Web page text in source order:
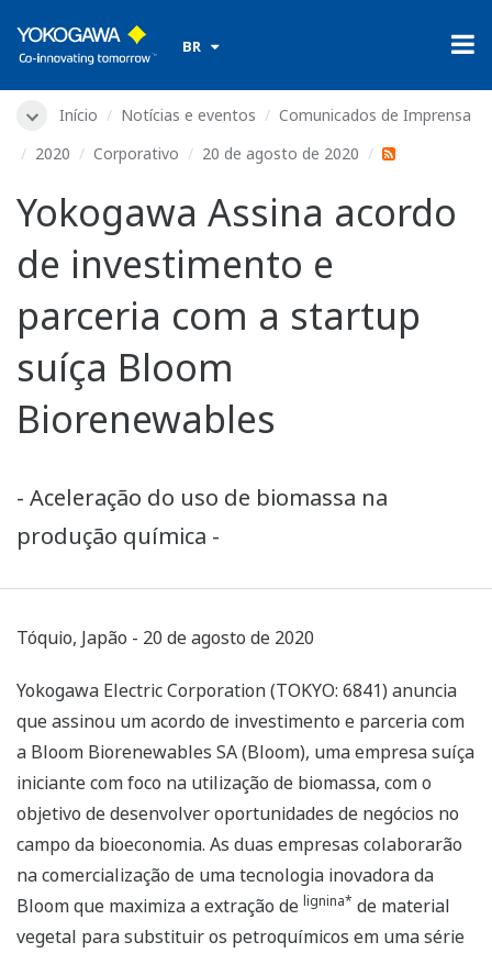
BR
Início Notícias e eventos
Comunicados de Imprensa
2020
Corporativo 20 de agosto de 2020
Yokogawa Assina acordo
de investimento e
parceria com a startup
suíça Bloom
Biorenewables
- Aceleração do uso de biomassa na
produção química -
Tóquio, Japão - 20 de agosto de 2020
Yokogawa Electric Corporation (TOKYO: 6841) anuncia
que assinou um acordo de investimento e parceria com
a Bloom Biorenewables SA (Bloom), uma empresa suíça
iniciante com foco na utilização de biomassa, com o
objetivo de desenvolver oportunidades de negócios no
campo da bioeconomia. As duas empresas colaborarão
na comercialização de uma tecnologia inovadora da
Bloom que maximiza a extração de lignina* de material
vegetal para substituir os petroquímicos em uma série